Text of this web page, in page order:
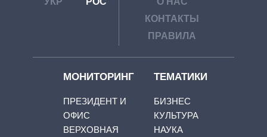
КОНТАКТЫ
ПРАВИЛА
МОНИТОРИНГ
ПРЕЗИДЕНТ И
ОФИС
ВЕРХОВНАЯ
ТЕМАТИКИ
БИЗНЕС
КУЛЬТУРА
НАУКА